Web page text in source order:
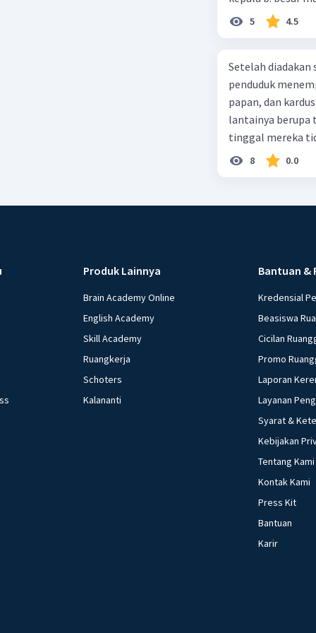
5 4.5
Setelah diadakan
penduduk
papan, dan
lantainya berupa
tinggal mereka tidak layak
dalam paragraf
8 0.0
Produk Lainnya
Brain Academy Online
English Academy
Skill Academy
Ruangkerja
Schoters
Kalananti
Bantuan &
Kredensial
Beasiswa
Cicilan
Promo
Laporan
Layanan
Syarat &
Kebijakan
Tentang Kami
Kontak Kami
Press Kit
Bantuan
Karir